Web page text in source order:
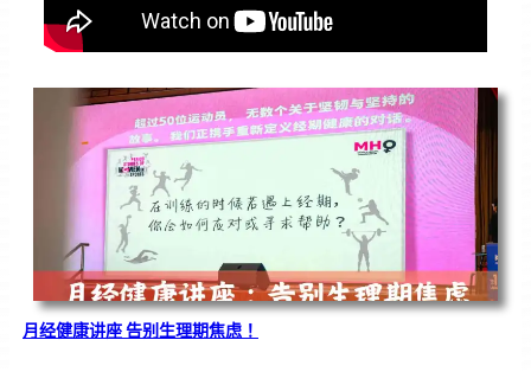
月经健康讲座 告别生理期焦虑！